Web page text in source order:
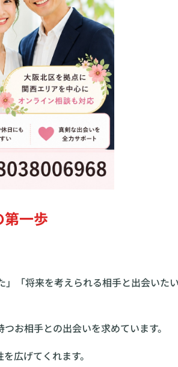
一歩
「将来を考えられる相手と出会いた
お相手との出会いを求めています。
広げてくれます。